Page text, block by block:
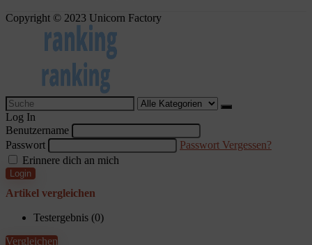
Copyright © 2023 Unicorn Factory
Search
for:
Log In
Benutzername
Passwort
Passwort Vergessen?
Erinnere dich an mich
Login
Artikel vergleichen
Testergebnis (0)
Vergleichen